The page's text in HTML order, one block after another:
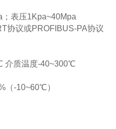
；表压1Kpa~40Mpa
协议或PROFIBUS-PA协议
介质温度-40~300℃
（-10~60℃）